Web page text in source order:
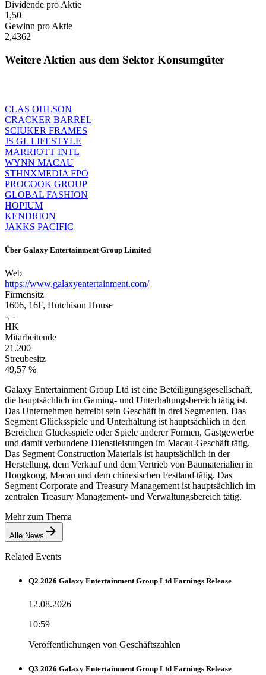
Dividende pro Aktie
1,50
Gewinn pro Aktie
2,4362
Weitere Aktien aus dem Sektor Konsumgüter
CLAS OHLSON
CRACKER BARREL
SCIUKER FRAMES
JS GL LIFESTYLE
MARRIOTT INTL
WYNN MACAU
STHNXMEDIA FPO
PROCOOK GROUP
GLOBAL FASHION
HOPIUM
KENDRION
JAKKS PACIFIC
Über Galaxy Entertainment Group Limited
Web
https://www.galaxyentertainment.com/
Firmensitz
1606, 16F, Hutchison House
-, -
HK
Mitarbeitende
21.200
Streubesitz
49,57 %
Galaxy Entertainment Group Ltd ist eine Beteiligungsgesellschaft,
die hauptsächlich im Gaming- und Unterhaltungsbereich tätig ist.
Das Unternehmen betreibt sein Geschäft in drei Segmenten. Das
Segment Glücksspiele und Unterhaltung ist hauptsächlich in den
Bereichen Glücksspiele oder Spiele anderer Formen, Gastgewerbe
und damit verbundene Dienstleistungen im Macau-Geschäft tätig.
Das Segment Construction Materials ist hauptsächlich in der
Herstellung, dem Verkauf und dem Vertrieb von Baumaterialien in
Hongkong, Macau und dem chinesischen Festland tätig. Das
Segment Corporate and Treasury Management ist hauptsächlich im
zentralen Treasury Management- und Verwaltungsbereich tätig.
Mehr zum Thema
Alle News
Related Events
Q2 2026 Galaxy Entertainment Group Ltd Earnings Release
12.08.2026
10:59
Veröffentlichungen von Geschäftszahlen
Q3 2026 Galaxy Entertainment Group Ltd Earnings Release